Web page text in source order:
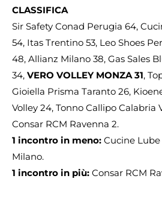
CLASSIFICA
Sir Safety Conad Perugia 64,
54, Itas Trentino 53, Leo Shoes
48, Allianz Milano 38, Gas Sales
34, VERO VOLLEY MONZA 31,
Gioiella Prisma Taranto 26,
Volley 24, Tonno Callipo Calabria
Consar RCM Ravenna 2.
1 incontro in meno: Cucine
Milano.
1 incontro in più: Consar RCM